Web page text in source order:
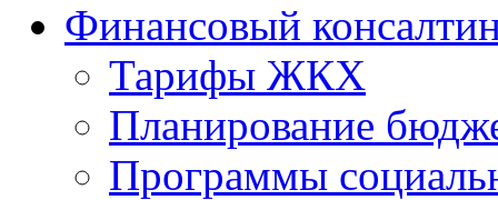
Финансовый
Тарифы ЖКХ
Планирование
Программы